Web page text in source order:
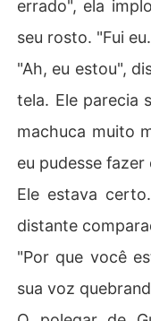
errado", ela
seu rosto. "Fui
"Ah, eu estou",
tela. Ele parecia
machuca muito
eu pudesse
Ele estava
distante
"Por que você
sua voz